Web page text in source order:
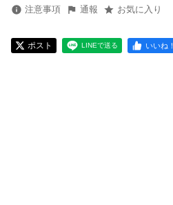
注意事項 通報 お気に入り
ポスト LINEで送る いいね！